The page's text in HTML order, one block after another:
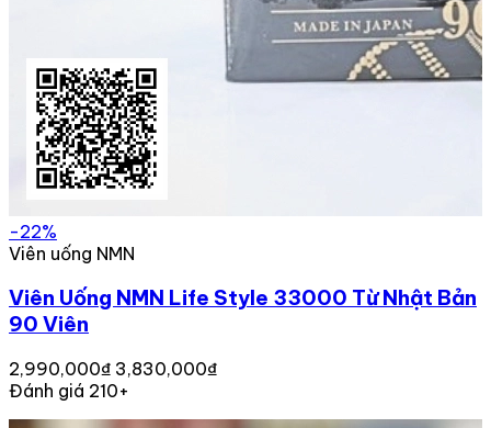
-22%
Viên uống NMN
Viên Uống NMN Life Style 33000 Từ Nhật Bản
90 Viên
2,990,000₫ 3,830,000₫
Đánh giá 210+